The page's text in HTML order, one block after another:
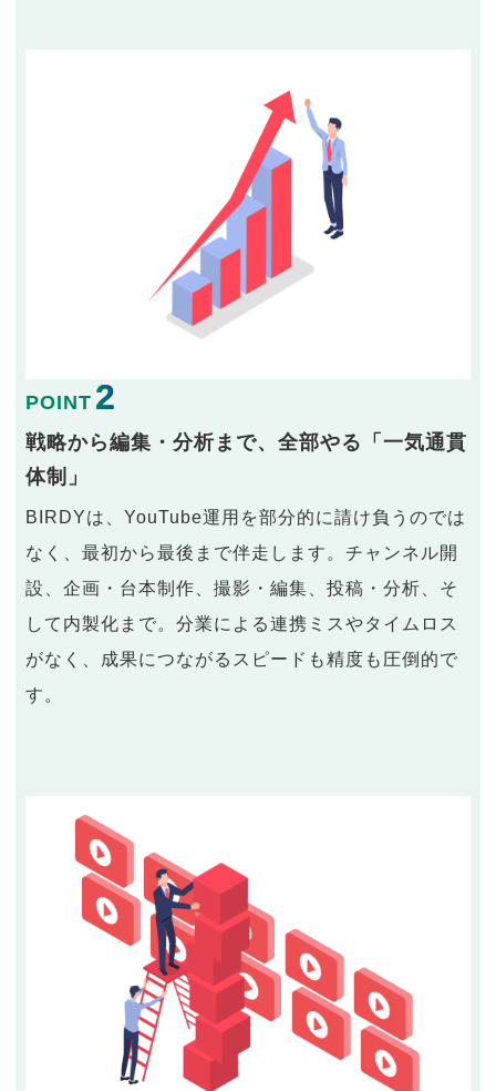
POINT 2
戦略から編集・分析まで、全部やる「一気通貫
体制」
BIRDYは、YouTube運用を部分的に請け負うのでは
なく、最初から最後まで伴走します。チャンネル開
設、企画・台本制作、撮影・編集、投稿・分析、そ
して内製化まで。分業による連携ミスやタイムロス
がなく、成果につながるスピードも精度も圧倒的で
す。